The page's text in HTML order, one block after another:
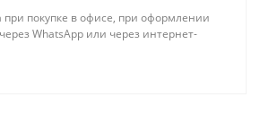
при покупке в офисе, при оформлении
WhatsApp или через интернет-